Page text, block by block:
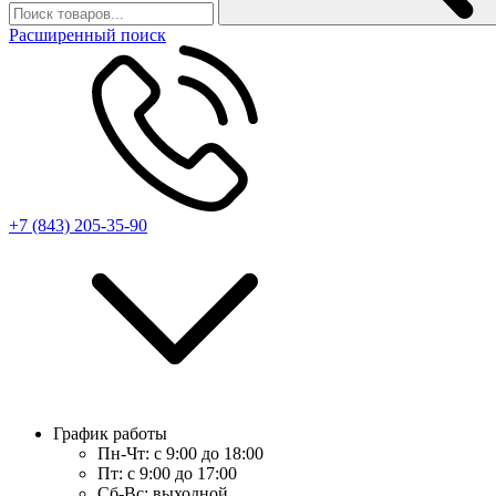
Расширенный поиск
+7 (843) 205-35-90
График работы
Пн-Чт: с 9:00 до 18:00
Пт: с 9:00 до 17:00